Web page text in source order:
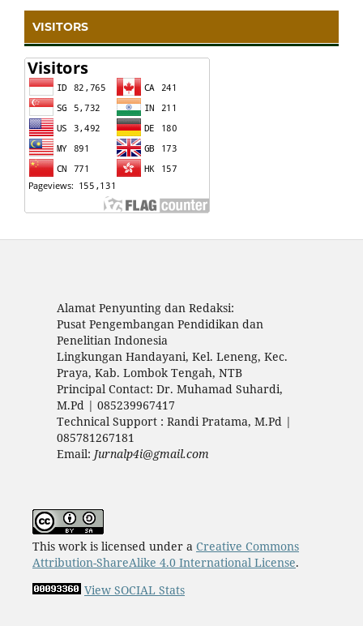
VISITORS
Alamat Penyunting dan Redaksi:
Pusat Pengembangan Pendidikan dan
Penelitian Indonesia
Lingkungan Handayani, Kel. Leneng, Kec.
Praya, Kab. Lombok Tengah, NTB
Principal Contact: Dr. Muhamad Suhardi,
M.Pd | 085239967417
Technical Support : Randi Pratama, M.Pd |
085781267181
Email: Jurnalp4i@gmail.com
This work is licensed under a Creative Commons
Attribution-ShareAlike 4.0 International License.
View SOCIAL Stats